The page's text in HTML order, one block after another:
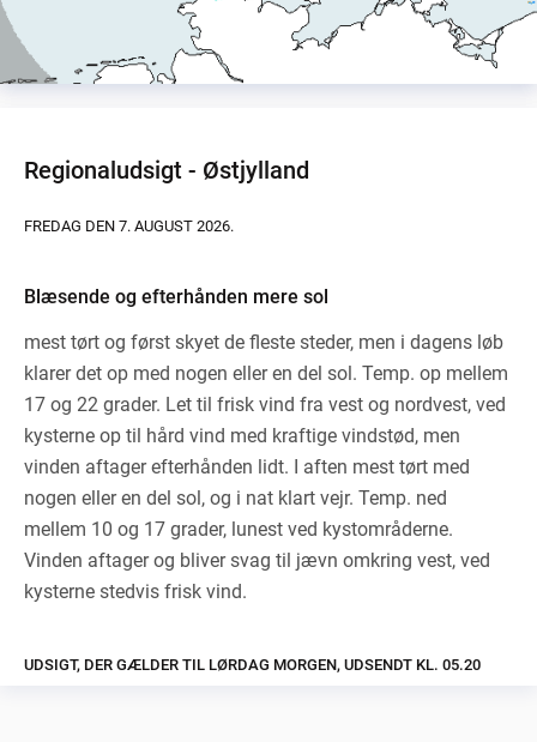
Regionaludsigt - Østjylland
FREDAG DEN 7. AUGUST 2026.
Blæsende og efterhånden mere sol
mest tørt og først skyet de fleste steder, men i dagens løb
klarer det op med nogen eller en del sol. Temp. op mellem
17 og 22 grader. Let til frisk vind fra vest og nordvest, ved
kysterne op til hård vind med kraftige vindstød, men
vinden aftager efterhånden lidt. I aften mest tørt med
nogen eller en del sol, og i nat klart vejr. Temp. ned
mellem 10 og 17 grader, lunest ved kystområderne.
Vinden aftager og bliver svag til jævn omkring vest, ved
kysterne stedvis frisk vind.
UDSIGT, DER GÆLDER TIL LØRDAG MORGEN, UDSENDT KL. 05.20